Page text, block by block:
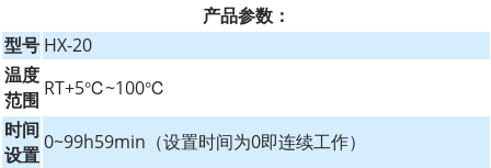
产品参数：
型号 HX-20
温度
范围 RT+5℃~100℃
时间
设置
0~99h59min（设置时间为0即连续工作）